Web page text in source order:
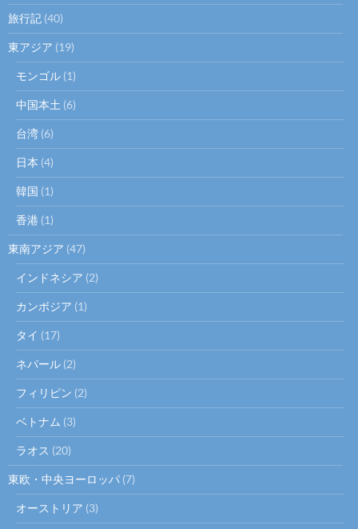
旅行記 (40)
東アジア (19)
モンゴル (1)
中国本土 (6)
台湾 (6)
日本 (4)
韓国 (1)
香港 (1)
東南アジア (47)
インドネシア (2)
カンボジア (1)
タイ (17)
ネパール (2)
フィリピン (2)
ベトナム (3)
ラオス (20)
東欧・中央ヨーロッパ (7)
オーストリア (3)